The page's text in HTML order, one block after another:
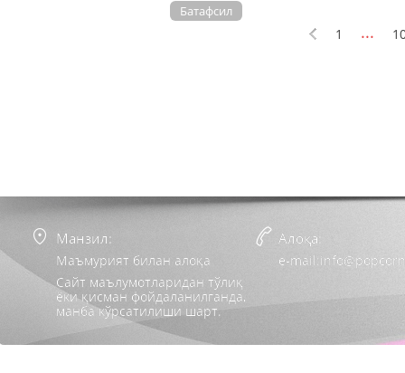
1 ...
Батафсил
Манзил:
Маъмурият билан алоқа
Сайт маълумотларидан тўлиқ
ёки қисман фойдаланилганда,
манба кўрсатилиши шарт.
Алоқа:
e-